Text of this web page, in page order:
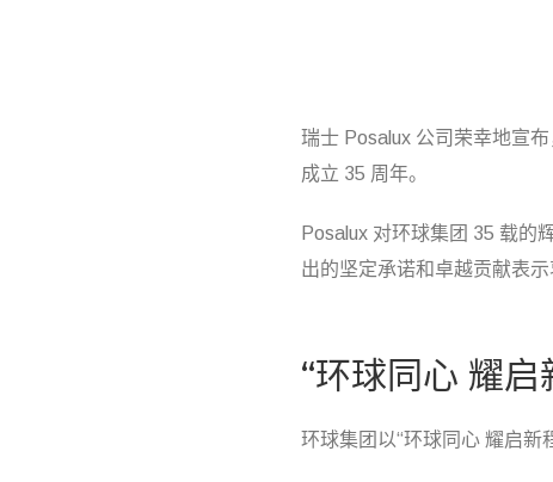
瑞士 Posalux 公司荣幸地宣
成立 35 周年。
Posalux 对环球集团 35 载的
出的坚定承诺和卓越贡献表示
“环球同心 耀
环球集团以“环球同心 耀启新